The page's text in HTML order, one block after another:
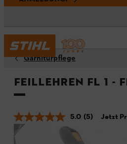
Garniturpflege
Feillehren FL 1 -
5.0 (5) Jetzt